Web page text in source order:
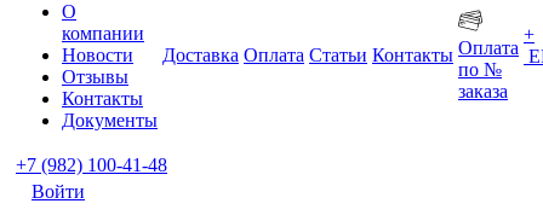
О
компании
Новости
Отзывы
Контакты
Документы
Доставка Оплата Статьи Контакты Оплата
по №
заказа
+
+7 (982) 100-41-48
Войти